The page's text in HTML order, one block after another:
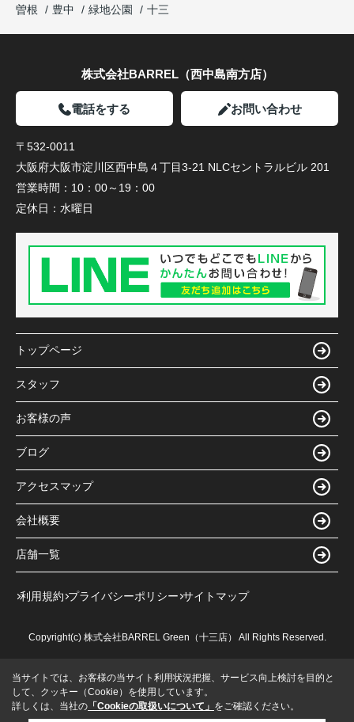
曽根
豊中 緑地公園 十三
株式会社BARREL（西中島南方店）
電話をする お問い合わせ
〒532-0011
大阪府大阪市淀川区西中島４丁目3-21 NLCセントラルビル 201
営業時間： 10：00～19：00
定休日： 水曜日
トップページ
スタッフ
お客様の声
ブログ
アクセスマップ
会社概要
店舗一覧
利用規約 プライバシーポリシー サイトマップ
Copyright(c) 株式会社BARREL Green（十三店） All Rights Reserved.
当サイトでは、お客様の当サイト利用状況把握、サービス向上検討を目的と
して、クッキー（Cookie）を使用しています。
詳しくは、当社の 「Cookieの取扱いについて」 をご確認ください。